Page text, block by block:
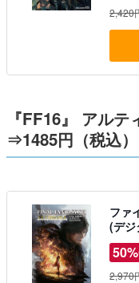
2,420
『FF16』 アル
⇒1485円（税込）
ファ
(デジ
2,970